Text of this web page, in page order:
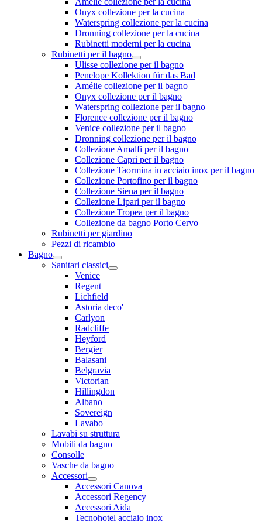
Onyx collezione per la cucina
Waterspring collezione per la cucina
Dronning collezione per la cucina
Rubinetti moderni per la cucina
Rubinetti per il bagno
Ulisse collezione per il bagno
Penelope Kollektion für das Bad
Amélie collezione per il bagno
Onyx collezione per il bagno
Waterspring collezione per il bagno
Florence collezione per il bagno
Venice collezione per il bagno
Dronning collezione per il bagno
Collezione Amalfi per il bagno
Collezione Capri per il bagno
Collezione Taormina in acciaio inox per il bagno
Collezione Portofino per il bagno
Collezione Siena per il bagno
Collezione Lipari per il bagno
Collezione Tropea per il bagno
Collezione da bagno Porto Cervo
Rubinetti per giardino
Pezzi di ricambio
Bagno
Sanitari classici
Venice
Regent
Lichfield
Astoria deco'
Carlyon
Radcliffe
Heyford
Bergier
Balasani
Belgravia
Victorian
Hillingdon
Albano
Sovereign
Lavabo
Lavabi su struttura
Mobili da bagno
Consolle
Vasche da bagno
Accessori
Accessori Canova
Accessori Regency
Accessori Aida
Tecnohotel acciaio inox